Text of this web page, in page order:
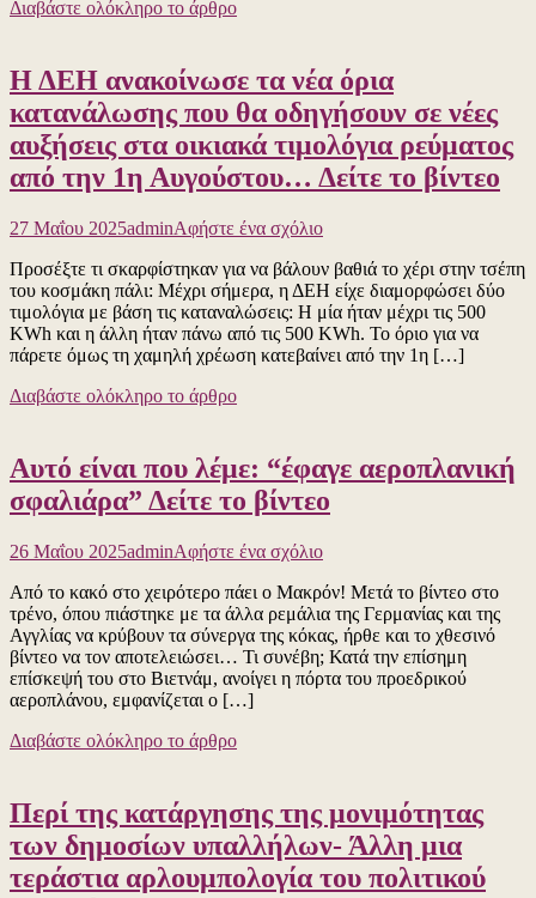
της
Ελλάδας,
όταν
και
χωρίς
προστασία,
γίνεται
αποδέκτης
του
στάση
βίντεο
Διαβάστε ολόκληρο το άρθρο
Η ΔΕΗ ανακοίνωσε τα νέα όρια
κατανάλωσης που θα οδηγήσουν σε νέες
αυξήσεις στα οικιακά τιμολόγια ρεύματος
από την 1η Αυγούστου… Δείτε το βίντεο
27 Μαΐου 2025adminΑφήστε ένα σχόλιογια
Η
ΔΕΗ
ανακοίνωσε
τα
νέα
οδηγήσουν
σε
νέες
στα
τιμολόγια
ρεύματος
από
την
1η
Προσέξτε τι σκαρφίστηκαν για να βάλουν βαθιά το χέρι στην τσέπη
του κοσμάκη πάλι: Μέχρι σήμερα, η ΔΕΗ είχε διαμορφώσει δύο
τιμολόγια με βάση τις καταναλώσεις: Η μία ήταν μέχρι τις 500
KWh και η άλλη ήταν πάνω από τις 500 KWh. Το όριο για να
πάρετε όμως τη χαμηλή χρέωση κατεβαίνει από την 1η […]
Διαβάστε ολόκληρο το άρθρο
Αυτό είναι που λέμε: “έφαγε αεροπλανική
σφαλιάρα” Δείτε το βίντεο
26 Μαΐου 2025adminΑφήστε ένα σχόλιογια
Αυτό
είναι
που
λέμε:
“έφαγε
Από το κακό στο χειρότερο πάει ο Μακρόν! Μετά το βίντεο στο
τρένο, όπου πιάστηκε με τα άλλα ρεμάλια της Γερμανίας και της
Αγγλίας να κρύβουν τα σύνεργα της κόκας, ήρθε και το χθεσινό
βίντεο να τον αποτελειώσει… Τι συνέβη; Κατά την επίσημη
επίσκεψή του στο Βιετνάμ, ανοίγει η πόρτα του προεδρικού
αεροπλάνου, εμφανίζεται ο […]
Διαβάστε ολόκληρο το άρθρο
Περί της κατάργησης της μονιμότητας
των δημοσίων υπαλλήλων- Άλλη μια
τεράστια αρλουμπολογία του πολιτικού